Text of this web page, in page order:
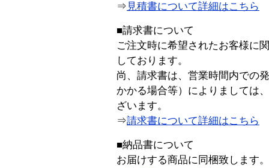
⇒ 見積書について詳細はこちら
■請求書について
ご注文時に希望されたお客様に
しております。
尚、請求書は、営業時間内での
かかる場合等）によりましては
ざいます。
⇒請求書について詳細はこちら
■納品書について
お届けする商品に同梱致します。